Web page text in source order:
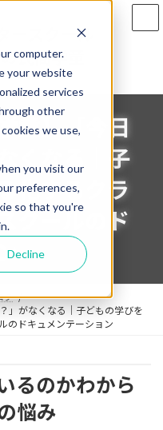
computer.
your website
services
other
we use,
you visit our
preferences,
so that you're
Decline
童】「今日
くなる｜子
化するクラ
クールのド
グ
」がなくなる｜子どもの学びを
のドキュメンテーション
るのかわから
悩み